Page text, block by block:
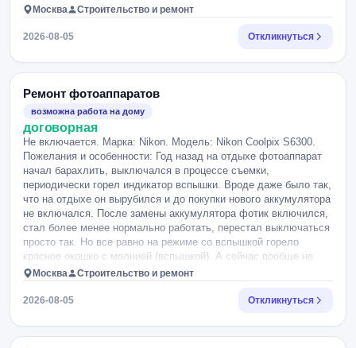
в разъём USB Был куплен в ozon.
Москва Строительство и ремонт
2026-08-05 Откликнуться
Ремонт фотоаппаратов
возможна работа на дому
договорная
Не включается. Марка: Nikon. Модель: Nikon Coolpix S6300.
Пожелания и особенности: Год назад на отдыхе фотоаппарат
начал барахлить, выключался в процессе съемки,
периодически горел индикатор вспышки. Вроде даже было так,
что на отдыхе он вырубился и до покупки нового аккумулятора
не включался. После замены аккумулятора фотик включился,
стал более менее нормально работать, перестал выключаться
просто так. Но все равно на режиме со вспышкой горело
красное окошко с молнией (вспышкой). А сейчас вообще не
включается, хотя в крайний раз пользования он работал.
Москва Строительство и ремонт
2026-08-05 Откликнуться